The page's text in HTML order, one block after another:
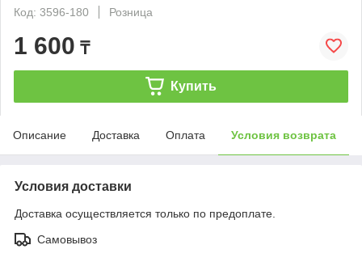
Код: 3596-180
Розница
1 600 ₸
Купить
Описание Доставка Оплата Условия возврата
Условия доставки
Доставка осуществляется только по предоплате.
Самовывоз